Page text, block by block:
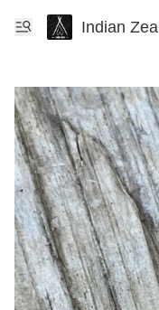
Indian Zeal